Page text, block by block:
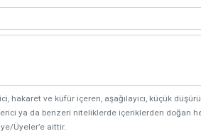
hakaret ve küfür içeren, aşağılayıcı, küçük
ya da benzeri niteliklerde içeriklerden doğan
Üyeler’e aittir.